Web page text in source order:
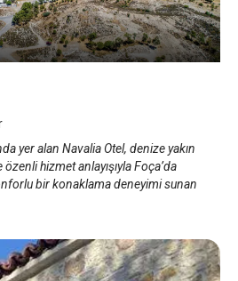
yer alan Navalia Otel, denize yakın
hizmet anlayışıyla Foça’da
bir konaklama deneyimi sunan